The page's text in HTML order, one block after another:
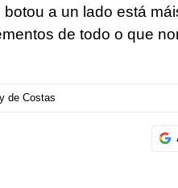
a un lado está
de todo o que
de Costas